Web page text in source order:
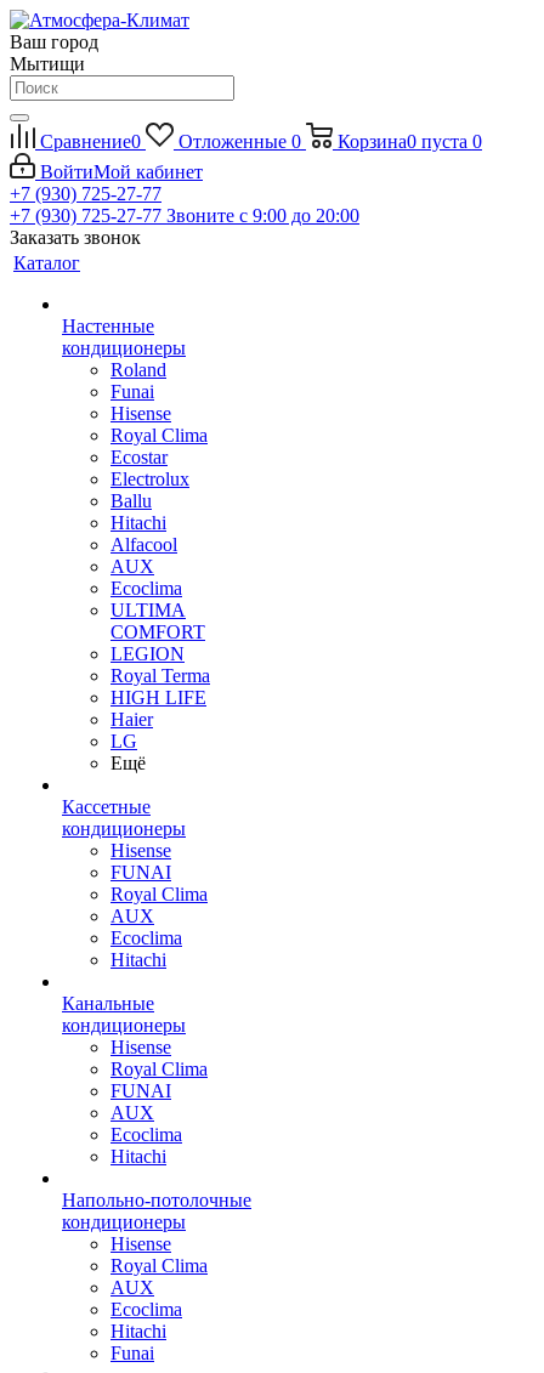
Ваш город
Мытищи
Сравнение0 Отложенные 0 Корзина0 пуста 0
ВойтиМой кабинет
+7 (930) 725-27-77
+7 (930) 725-27-77 Звоните с 9:00 до 20:00
Заказать звонок
Каталог
Настенные
кондиционеры
Roland
Funai
Hisense
Royal Clima
Ecostar
Electrolux
Ballu
Hitachi
Alfacool
AUX
Ecoclima
ULTIMA
COMFORT
LEGION
Royal Terma
HIGH LIFE
Haier
LG
Ещё
Кассетные
кондиционеры
Hisense
FUNAI
Royal Clima
AUX
Ecoclima
Hitachi
Канальные
кондиционеры
Hisense
Royal Clima
FUNAI
AUX
Ecoclima
Hitachi
Напольно-потолочные
кондиционеры
Hisense
Royal Clima
AUX
Ecoclima
Hitachi
Funai